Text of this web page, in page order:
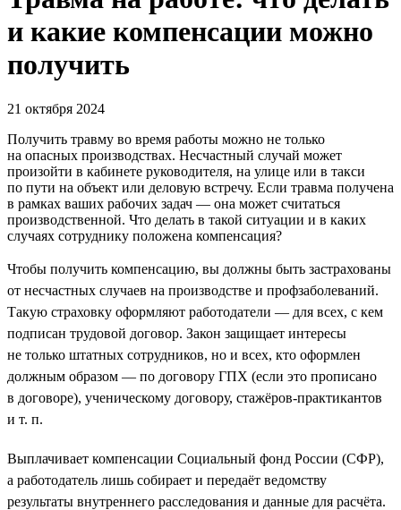
и какие компенсации можно
получить
21 октября 2024
Получить травму во время работы можно не только
на опасных производствах. Несчастный случай может
произойти в кабинете руководителя, на улице или в такси
по пути на объект или деловую встречу. Если травма получена
в рамках ваших рабочих задач — она может считаться
производственной. Что делать в такой ситуации и в каких
случаях сотруднику положена компенсация?
Чтобы получить компенсацию, вы должны быть застрахованы
от несчастных случаев на производстве и профзаболеваний.
Такую страховку оформляют работодатели — для всех, с кем
подписан трудовой договор. Закон защищает интересы
не только штатных сотрудников, но и всех, кто оформлен
должным образом — по договору ГПХ (если это прописано
в договоре), ученическому договору, стажёров-практикантов
и т. п.
Выплачивает компенсации Социальный фонд России (СФР),
а работодатель лишь собирает и передаёт ведомству
результаты внутреннего расследования и данные для расчёта.